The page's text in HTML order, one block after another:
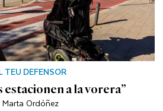
TEU DEFENSOR
estacionen a la vorera”
Marta Ordóñez